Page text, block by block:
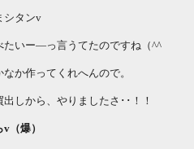
シタンv
いー―っ言うてたのですね（^^ゞ
か作ってくれへんので。
しから、やりましたさ･･！！
（爆）